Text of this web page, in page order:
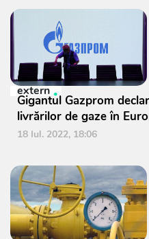
extern
Gigantul Gazprom
livrărilor de gaze în
18 Iul. 2022, 18:06